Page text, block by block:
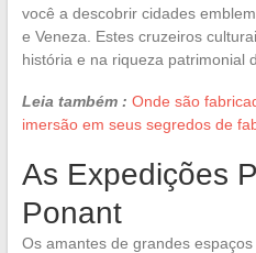
você a descobrir cidades
e Veneza. Estes cruzeiros
história e na riqueza patrimonial
Leia também : Onde são
imersão em seus segredos de
As Expedições
Ponant
Os amantes de grandes